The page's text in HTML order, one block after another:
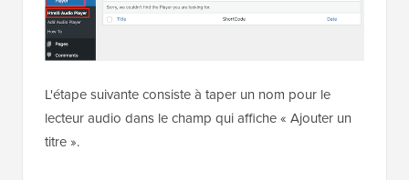
L'étape suivante consiste à taper un nom pour le
lecteur audio dans le champ qui affiche « Ajouter un
titre ».